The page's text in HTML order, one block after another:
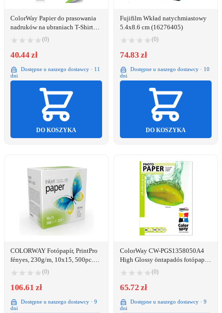
ColorWay Papier do prasowania
nadruków na ubraniach T-Shirt
A4 120g/m 5 arkuszy
(PTW120005A4)
(0)
40.44 zł
Dostępne u naszego dostawcy · 11
dni
DO KOSZYKA
Fujifilm Wkład natychmiastowy
5.4x8.6 cm (16276405)
(0)
74.83 zł
Dostępne u naszego dostawcy · 10
dni
DO KOSZYKA
COLORWAY Fotópapír, PrintPro
fényes, 230g/m, 10x15, 500pc.
(PGE2305004R)
(0)
106.61 zł
Dostępne u naszego dostawcy · 9
dni
ColorWay CW-PGS1358050A4
High Glossy öntapadós fotópapír
A4/50db fényes
(0)
65.72 zł
Dostępne u naszego dostawcy · 9
dni